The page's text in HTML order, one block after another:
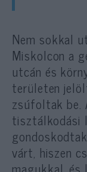
Nem sokkal
Miskolcon a
utcán és
területen
zsúfoltak be.
tisztálkodási
várt, hiszen